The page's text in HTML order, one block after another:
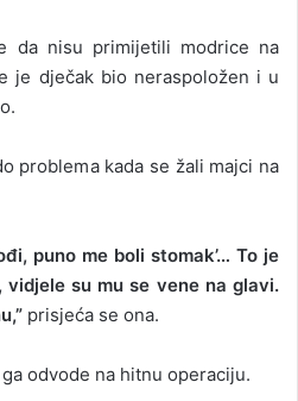
da nisu primijetili modrice na
je dječak bio neraspoložen i u
problema kada se žali majci na
puno me boli stomak’… To je
su mu se vene na glavi.
prisjeća se ona.
odvode na hitnu operaciju.